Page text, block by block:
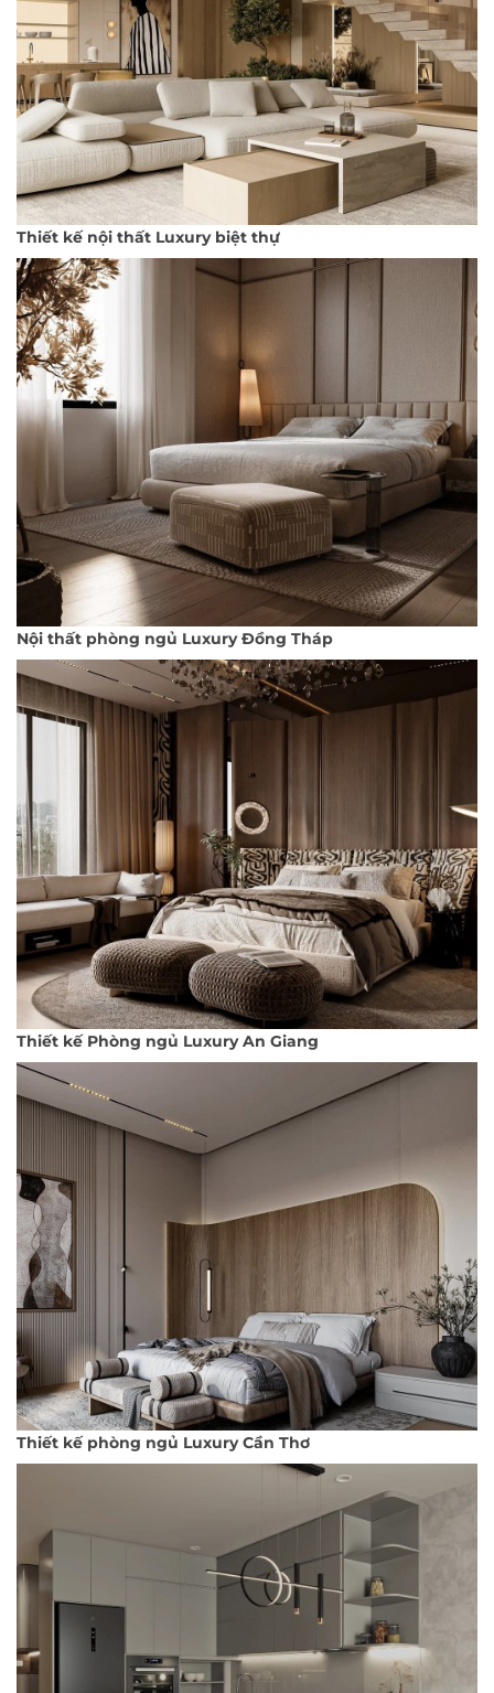
Thiết kế nội thất Luxury biệt thự
Nội thất phòng ngủ Luxury Đồng Tháp
Thiết kế Phòng ngủ Luxury An Giang
Thiết kế phòng ngủ Luxury Cần Thơ